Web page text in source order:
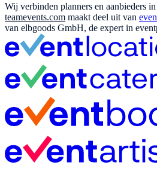
Wij verbinden planners en aanbieders
teamevents.com maakt deel uit van
van elbgoods GmbH, de expert in